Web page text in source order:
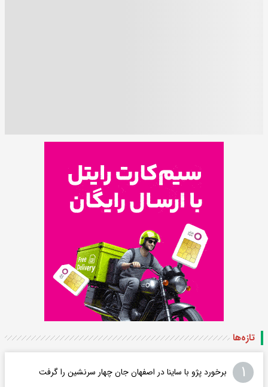
تازه‌ها
۱ برخورد پژو با ساینا در اصفهان جان چهار سرنشین را گرفت